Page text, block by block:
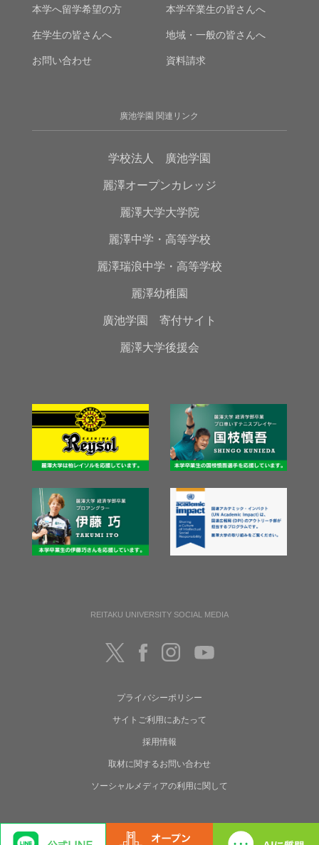
本学へ留学希望の方 本学卒業生の皆さんへ
在学生の皆さんへ 地域・一般の皆さんへ
お問い合わせ 資料請求
廣池学園 関連リンク
学校法人 廣池学園
麗澤オープンカレッジ
麗澤大学大学院
麗澤中学・高等学校
麗澤瑞浪中学・高等学校
麗澤幼稚園
廣池学園 寄付サイト
麗澤大学後援会
REITAKU UNIVERSITY SOCIAL MEDIA
プライバシーポリシー
サイトご利用にあたって
採用情報
取材に関するお問い合わせ
ソーシャルメディアの利用に関して
Copyright(C) Reitaku University. All rights reserved.